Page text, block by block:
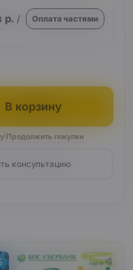
р. /
Оплата частями
В корзину
| Продолжить покупки
консультацию